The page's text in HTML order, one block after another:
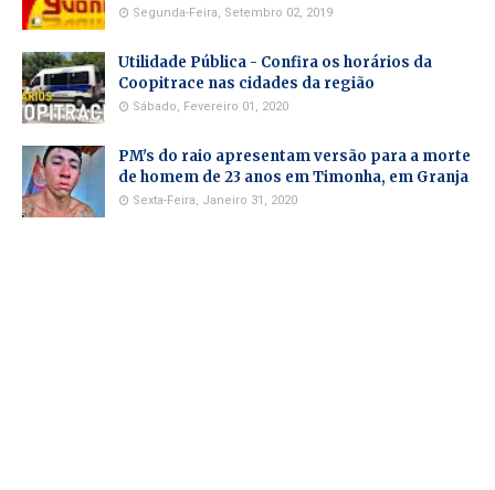
Segunda-Feira, Setembro 02, 2019
Utilidade Pública - Confira os horários da
Coopitrace nas cidades da região
Sábado, Fevereiro 01, 2020
PM's do raio apresentam versão para a morte
de homem de 23 anos em Timonha, em Granja
Sexta-Feira, Janeiro 31, 2020